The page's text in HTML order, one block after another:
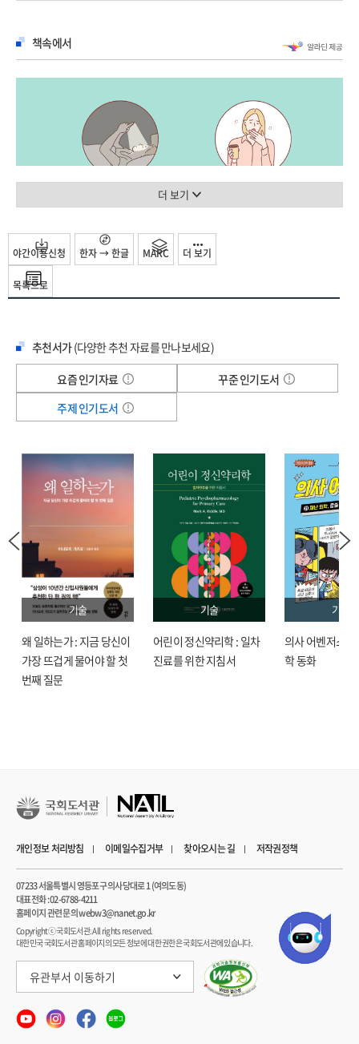
운동 요법의 장점
늦은 밤 운동은 수면에 해로울까, 그렇다면 새벽 운동은?
어떤 운동을 하는 것이 좋을까
수면에 좋은 나만의 운동 루틴 만들기
운동을 많이 하는 운동선수들은 왜 수면부족에 시달릴까
잠 잘 자는 몇 가지 운동 팁
Q 나이가 드니 자꾸 자다가 중간에 깨는데, 이유가 뭔가요?
Q 몸은 너무 피곤한데 잠들기 어려운 이유는 뭘까요?
Q 평일에 4~5시간 정도 자고 주말에 몰아서 자는 것이 건강에 도움이 되나요?
Q 밤 10시에서 새벽 2시까지가 수면 황금시간이라는데, 반드시 이 시간을 지켜서
Q 아침형 인간과 저녁형 인간은 수면의 질이 크게 다른가요?
Q 10대 자녀의 시험기간에는 수면시간을 어떻게 관리해야 좋을까요?
Q 자다가 이를 가는 이유는 뭘까요?
Q 몽유병은 왜 생길까요?
Q 폐경을 하면 불면증이 나아질까요?
Q 우울증이 수면에 영향을 미칠까요?
Q 똑바로 누워 자거나 옆으로 누워 자는 등의 수면자세도 숙면에 영향을 미치나요?
Q 딱딱한 매트리스나 낮은 베개 등 수면환경을 이루는 요소들에 정답이 있는
Q 야식이 잠자는 데 도움이 되나요?
Q ASMR이나 수면음악이 숙면에 도움이 될까요?
감사의 글 1, 2, 3
추천의 글
바꾸는 현실적인 방법들을 안내한다. 불면에 지친 독자들은 이 책을 통해 수면을
보다 잘 이해하고, 나아가 ‘꿀잠’의 기적을 경험하게 될 것이다.
자고 싶어도 잘 수 없는 사람들, “당신은 잘 자고 있습니까?”
대한민국은 잠 부족 국가다. 젊은 시절에는 잠을 줄인 채 공부와 일로 내몰리다가,
나이가 들면 자고 싶어도 잠을 못 자는 불면증에 시달린다. OECD 조사 결과에
따르면 한국인의 평균 수면시간은 7시간 41분으로 38개 회원국 중 가장 짧았다.
한국갤럽의 설문조사 결과에서는 OECD 조사보다 1시간 이상 짧은 6시간 24분에
불과한 것으로 나타났다. 성인 수면 시간만 따진다면 수면 전문가가 권장하는
수밖에 없다. 하지만 잠을 줄여야 성공한다는 뿌리 깊은 사회적 인식 속에서 학업과
일에 몰두해 자신을 소진하는 일상을 바꾸지 못한다면 만성 수면부족에서 벗어날 수
없다. 사실 안 자는 것보다 더 큰 문제는 자고 싶은데 잘 못 자는 것이다.
국민건강보험공단의 최근 통계자료(2020년)에 따르면 불면증을 겪고 있다는
있다고 단언한다. 높은 학습 능력과 업무 효율성, 군살 없는 탄탄한 몸, 편안한
인간관계, 짜증과 스트레스가 적은 안정적인 심리 상태, 하루하루의 행복감, 이 모든
것들이 잘 자는 것으로부터 시작된다. 그러니 부디 좋은 성적을 내고, 사회적으로
성공하며, 행복한 일상을 누리고 싶다면 불면을 숙면으로 바꾸려 노력해야 한다. 이
숙면을 통한 뇌 회복의 메커니즘, 글림파틱 시스템과
하루 3분 운동으로 만들어가는 숙면의 기적
건강한 수면은 우리 뇌가 정상적인 기능을 유지하는 데 꼭 필요하다. 장기적으로
치매 예방에도 도움이 된다. 오랜 시간 뇌과학을 연구한 최승홍 저자는 수면부족이
신경질환이나 정신질환을 야기하고 악화시킬 수 있다고 말한다. 여기에는 조현병,
알츠하이머, 파킨슨병, 불안장애, 중독장애 같은 질환들이 포함된다. 우리가 잠을 잘
때 뇌에서는 각종 뇌질환의 원인 물질을 제거하는 뇌 청소 작용이 일어나는데, 이를
‘글림파틱 시스템(glymphatic system)’이라고 한다. 이 작용은 깊은 잠을 잘 때
비로소 활발하게 이루어지기 때문에 숙면은 뇌신경계가 회복하는 시간이라고 할 수
있다. 아픈 뇌는 일반인의 뇌보다 회복하는 데 더 많은 시간이 필요한데도 질환을
앓는 사람들은 오히려 수면부족에 시달리는 경우가 많다. 충분한 수면이 뇌 건강을
마음으로 일단 시작하라는 의미다. 유산소 운동과 무산소 운동 중 무엇을 택할지,
시간대별로 어떤 운동이 좋은지, 직업별 추천 운동에는 어떤 것들이 있는지, 그림을
수 있다.
불면의 밤에서 벗어나게 해주는 아주 구체적인 안내서
잠은 인류 역사와 함께한 너무나도 익숙한 일이었기에 그 중요성이 간과되어 왔다.
하지만 수수께끼로 가득했던 수면 과학 분야에 최신 연구결과들이 주목받기
시작하면서 ‘잘 자는 것’에 대한 관심이 커지고 있다. 인구 감소로 인해 경제 성장이
한계에 봉착한 상황에서 생산성을 높이는 방법으로 ‘수면의 질’을 관리해야 한다는
것이 MS, 구글, 아마존 같은 세계적인 기업들의 트렌드다. 좋은 잠이 자신의 삶의
질을 결정한다는 것을 이제는 누구나 인정하고 있다. 이 책에서는 수면에 관한 기초
지식과 수면장애의 종류와 치료법 등을 설명하고, 수면과 관련된 가장 최신의
책속에서
더 보기
목록으로
야간이용신청 한자 → 한글 MARC 더 보기
추천서가(다양한 추천 자료를 만나보세요)
요즘 인기자료
꾸준 인기도서
주제 인기도서
기술
왜 일하는가 : 지금 당신이
가장 뜨겁게 물어야 할 첫
번째 질문
기술
어린이 정신약리학 : 일차
진료를 위한 지침서
기술
의사 어벤저스 :
학 동화
개인정보 처리방침 이메일수집거부 찾아오시는 길 저작권정책
07233 서울특별시 영등포구 의사당대로 1 (여의도동)
대표전화 : 02-6788-4211
홈페이지 관련 문의 webw3@nanet.go.kr
Copyrightⓒ 국회도서관. All rights reserved.
대한민국 국회도서관 홈페이지의 모든 정보에 대한 권한은 국회도서관에 있습니다.
유관부서 이동하기